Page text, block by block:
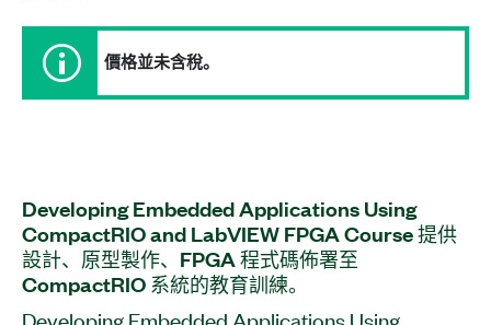
價格並未含稅。
Developing Embedded Applications Using
CompactRIO and LabVIEW FPGA Course 提供
設計、 原型製作、 FPGA 程式碼佈署至
CompactRIO 系統的教育訓練。
Developing Embedded Applications Using